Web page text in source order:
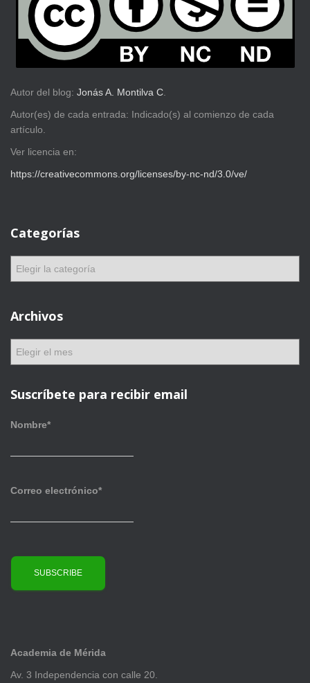
Autor del blog: Jonás A. Montilva C
Autor(es) de cada entrada: Indicado(s) al comienzo de cada
artículo.
Ver licencia en:
https://creativecommons.org/licenses/by-nc-nd/3.0/ve/
Categorías
g
o
s
Archivos
h
v
Suscríbete para recibir email
Nombre*
Correo electrónico*
Academia de Mérida
Av. 3 Independencia con calle 20.